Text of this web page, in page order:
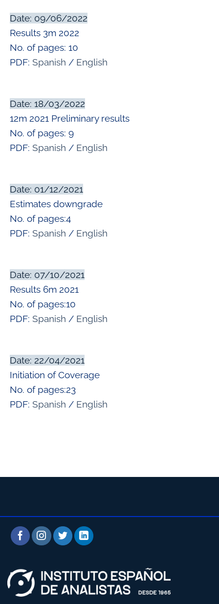
Date: 09/06/2022
Results 3m 2022
No. of pages: 10
PDF: Spanish / English
Date: 18/03/2022
12m 2021 Preliminary results
No. of pages: 9
PDF: Spanish / English
Date: 01/12/2021
Estimates downgrade
No. of pages:4
PDF: Spanish / English
Date: 07/10/2021
Results 6m 2021
No. of pages:10
PDF: Spanish / English
Date: 22/04/2021
Initiation of Coverage
No. of pages:23
PDF: Spanish / English